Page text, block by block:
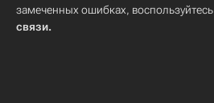
замеченных ошибках, воспользуйтесь
связи.